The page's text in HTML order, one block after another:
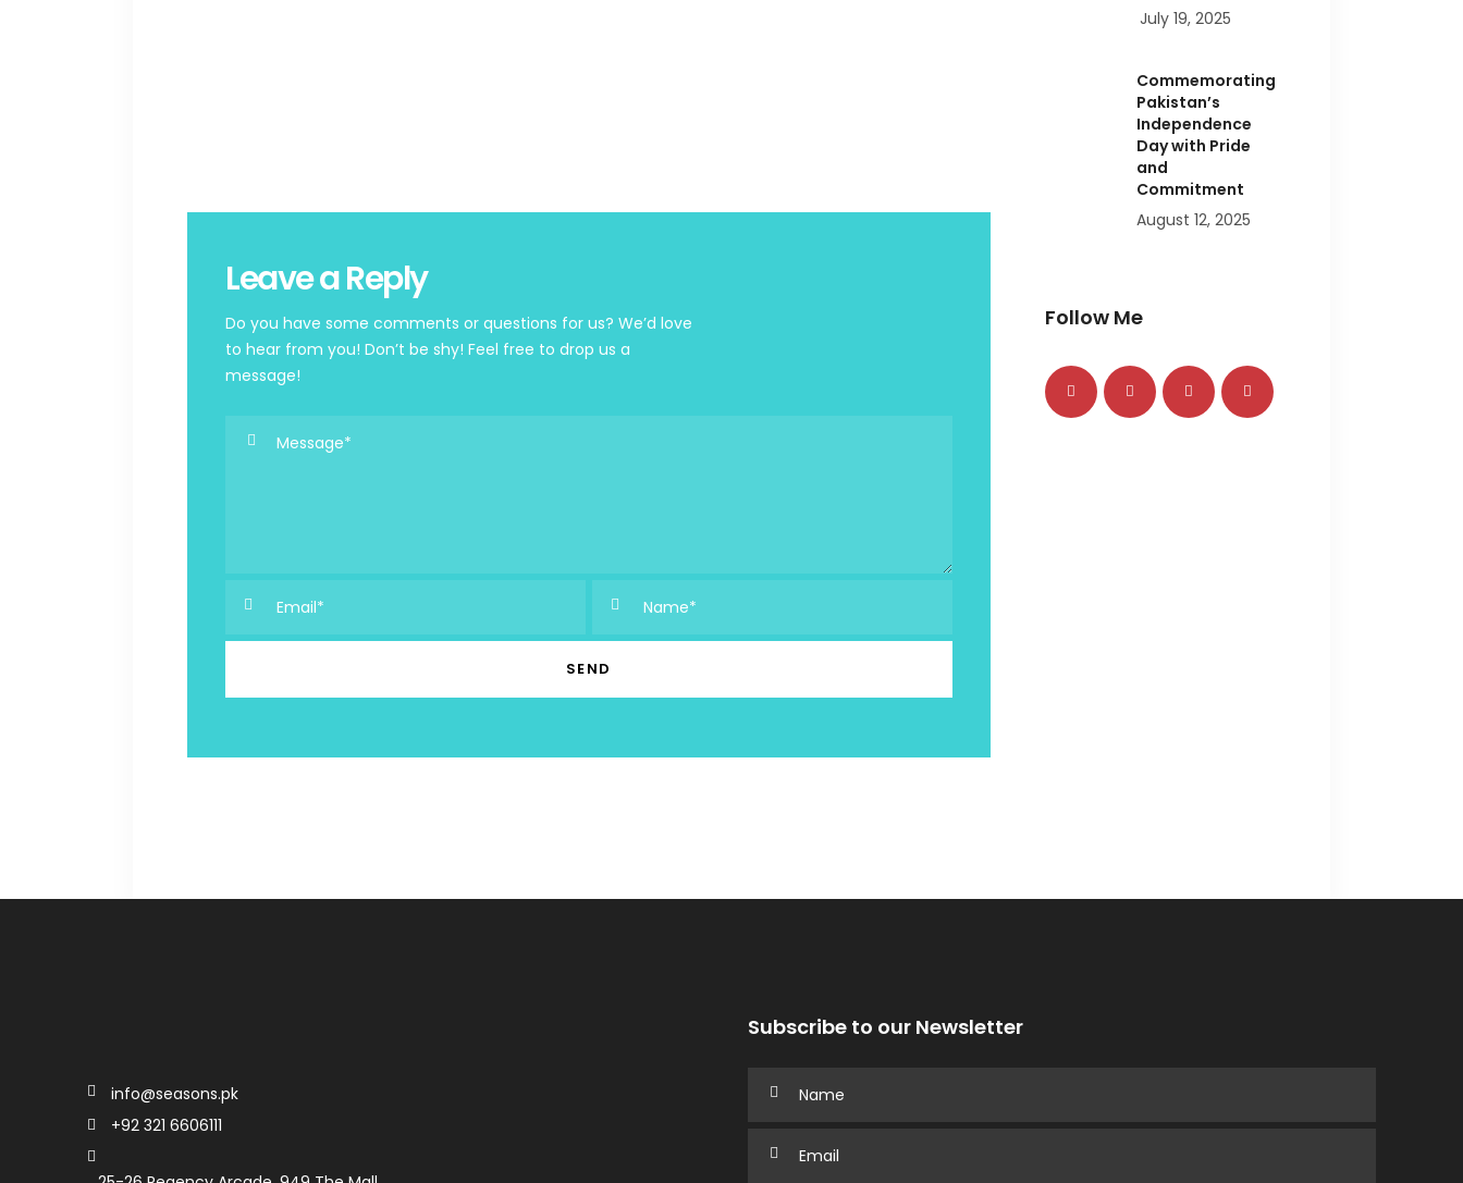
Leave a Reply
Do you have some comments or questions for us? We’d love
to hear from you! Don’t be shy! Feel free to drop us a
message!
July 19, 2025
Commemorating
Pakistan’s
Independence
Day with Pride
and
Commitment
August 12, 2025
Follow Me
info@seasons.pk
+92 321 6606111
Subscribe to our Newsletter